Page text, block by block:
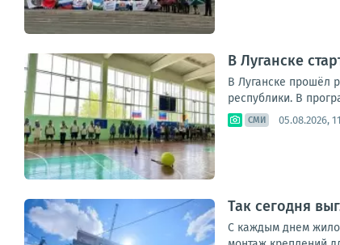
В Луганске
В Луганске прошёл
республики. В
СМИ 05.08.2026,
Так сегодня
С каждым днем